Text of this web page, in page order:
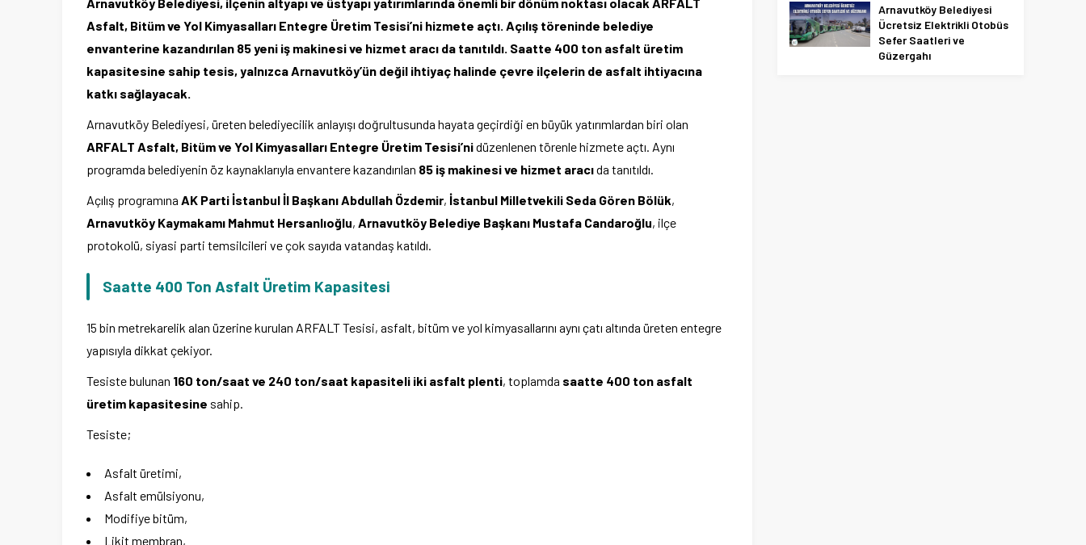
Asfalt, Bitüm ve Yol Kimyasalları Entegre Üretim Tesisi’ni hizmete açtı. Açılış töreninde belediye
envanterine kazandırılan 85 yeni iş makinesi ve hizmet aracı da tanıtıldı. Saatte 400 ton asfalt üretim
kapasitesine sahip tesis, yalnızca Arnavutköy’ün değil ihtiyaç halinde çevre ilçelerin de asfalt ihtiyacına
katkı sağlayacak.
Arnavutköy Belediyesi, üreten belediyecilik anlayışı doğrultusunda hayata geçirdiği en büyük yatırımlardan biri olan
ARFALT Asfalt, Bitüm ve Yol Kimyasalları Entegre Üretim Tesisi’nidüzenlenen törenle hizmete açtı. Aynı
programda belediyenin öz kaynaklarıyla envantere kazandırılan 85 iş makinesi ve hizmet aracıda tanıtıldı.
Açılış programına AK Parti İstanbul İl Başkanı Abdullah Özdemir, İstanbul Milletvekili Seda Gören Bölük,
Arnavutköy Kaymakamı Mahmut Hersanlıoğlu, Arnavutköy Belediye Başkanı Mustafa Candaroğlu, ilçe
protokolü, siyasi parti temsilcileri ve çok sayıda vatandaş katıldı.
Saatte 400 Ton Asfalt Üretim Kapasitesi
15 bin metrekarelik alan üzerine kurulan ARFALT Tesisi, asfalt, bitüm ve yol kimyasallarını aynı çatı altında üreten entegre
yapısıyla dikkat çekiyor.
Tesiste bulunan 160 ton/saat ve 240 ton/saat kapasiteli iki asfalt plenti, toplamda saatte 400 ton asfalt
üretim kapasitesine sahip.
Tesiste;
Asfalt üretimi,
Asfalt emülsiyonu,
Modifiye bitüm,
Likit membran,
Arnavutköy Belediyesi
Ücretsiz Elektrikli Otobüs
Sefer Saatleri ve
Güzergahı